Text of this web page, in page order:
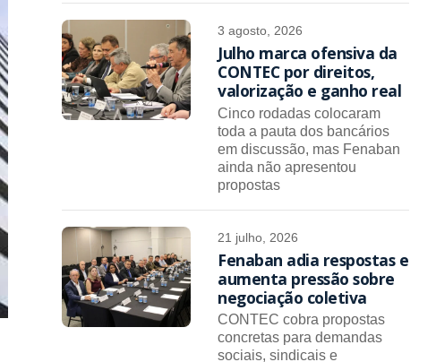
3 agosto, 2026
Julho marca ofensiva da
CONTEC por direitos,
valorização e ganho real
Cinco rodadas colocaram
toda a pauta dos bancários
em discussão, mas Fenaban
ainda não apresentou
propostas
21 julho, 2026
Fenaban adia respostas e
aumenta pressão sobre
negociação coletiva
CONTEC cobra propostas
concretas para demandas
sociais, sindicais e